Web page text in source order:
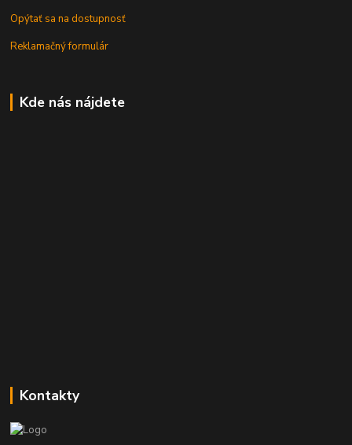
Opýtať sa na dostupnosť
Reklamačný formulár
Kde nás nájdete
Kontakty